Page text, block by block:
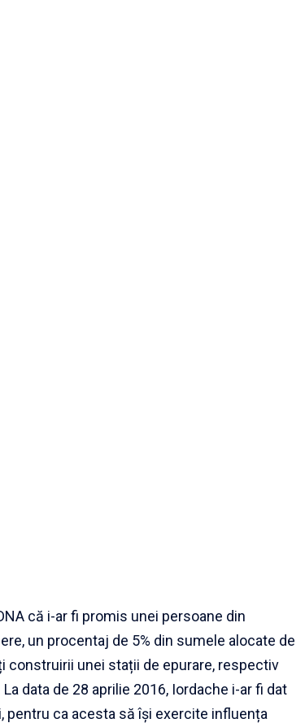
că i-ar fi promis unei persoane din
un procentaj de 5% din sumele alocate de
construirii unei stații de epurare, respectiv
data de 28 aprilie 2016, Iordache i-ar fi dat
pentru ca acesta să își exercite influența